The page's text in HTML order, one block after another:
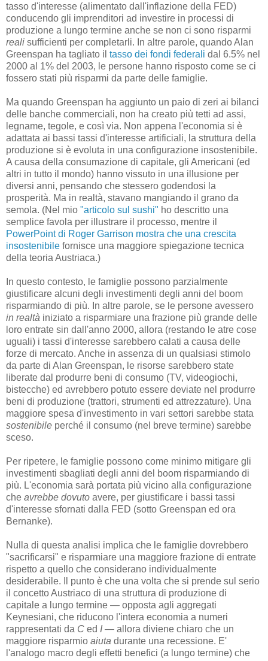
tasso d'interesse (alimentato dall'inflazione della FED)
conducendo gli imprenditori ad investire in processi di
produzione a lungo termine anche se non ci sono risparmi
reali sufficienti per completarli. In altre parole, quando Alan
Greenspan ha tagliato il tasso dei fondi federali dal 6.5% nel
2000 al 1% del 2003, le persone hanno risposto come se ci
fossero stati più risparmi da parte delle famiglie.
Ma quando Greenspan ha aggiunto un paio di zeri ai bilanci
delle banche commerciali, non ha creato più tetti ad assi,
legname, tegole, e così via. Non appena l'economia si è
adattata ai bassi tassi d'interesse artificiali, la struttura della
produzione si è evoluta in una configurazione insostenibile.
A causa della consumazione di capitale, gli Americani (ed
altri in tutto il mondo) hanno vissuto in una illusione per
diversi anni, pensando che stessero godendosi la
prosperità. Ma in realtà, stavano mangiando il grano da
semola. (Nel mio "articolo sul sushi" ho descritto una
semplice favola per illustrare il processo, mentre il
PowerPoint di Roger Garrison mostra che una crescita
insostenibile fornisce una maggiore spiegazione tecnica
della teoria Austriaca.)
In questo contesto, le famiglie possono parzialmente
giustificare alcuni degli investimenti degli anni del boom
risparmiando di più. In altre parole, se le persone avessero
in realtà iniziato a risparmiare una frazione più grande delle
loro entrate sin dall'anno 2000, allora (restando le atre cose
uguali) i tassi d'interesse sarebbero calati a causa delle
forze di mercato. Anche in assenza di un qualsiasi stimolo
da parte di Alan Greenspan, le risorse sarebbero state
liberate dal produrre beni di consumo (TV, videogiochi,
bistecche) ed avrebbero potuto essere deviate nel produrre
beni di produzione (trattori, strumenti ed attrezzature). Una
maggiore spesa d'investimento in vari settori sarebbe stata
sostenibile perché il consumo (nel breve termine) sarebbe
sceso.
Per ripetere, le famiglie possono come minimo mitigare gli
investimenti sbagliati degli anni del boom risparmiando di
più. L'economia sarà portata più vicino alla configurazione
che avrebbe dovuto avere, per giustificare i bassi tassi
d'interesse sfornati dalla FED (sotto Greenspan ed ora
Bernanke).
Nulla di questa analisi implica che le famiglie dovrebbero
"sacrificarsi" e risparmiare una maggiore frazione di entrate
rispetto a quello che considerano individualmente
desiderabile. Il punto è che una volta che si prende sul serio
il concetto Austriaco di una struttura di produzione di
capitale a lungo termine — opposta agli aggregati
Keynesiani, che riducono l'intera economia a numeri
rappresentati da C ed I— allora diviene chiaro che un
maggiore risparmio aiuta durante una recessione. E'
l'analogo macro degli effetti benefici (a lungo termine) che